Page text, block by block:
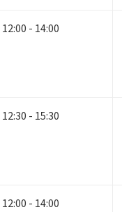
12:00 - 14:00
12:30 - 15:30
12:00 - 14:00